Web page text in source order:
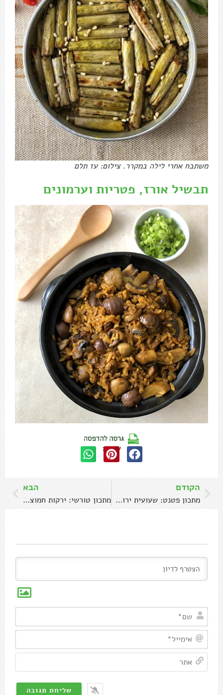
משתבח אחרי לילה במקרר. צילום: עז תלם
תבשיל אורז, פטריות וערמונים
שתפו:
הקודם
מתכון פטנט: שעועית ירוקה בתנור ברגע
הבא
מתכון טורשי: ירקות חמוצים בסגנון עיראקי